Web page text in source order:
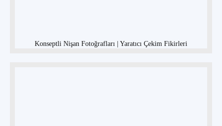
Konseptli Nişan Fotoğrafları | Yaratıcı Çekim Fikirleri